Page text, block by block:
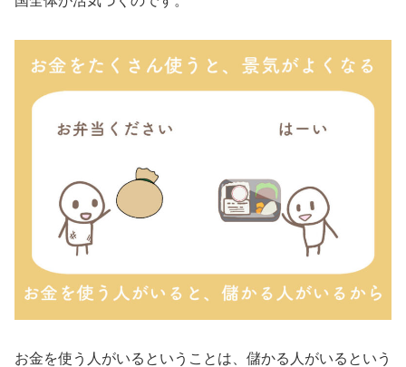
お金を使う人がいるということは、儲かる人がいるという